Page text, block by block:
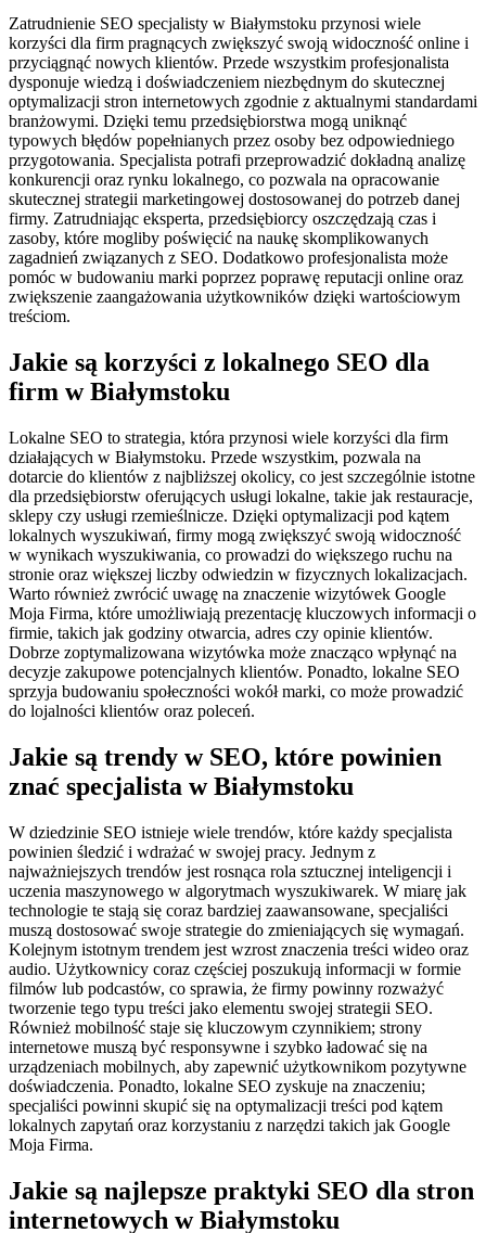
Zatrudnienie SEO specjalisty w Białymstoku przynosi wiele
korzyści dla firm pragnących zwiększyć swoją widoczność online i
przyciągnąć nowych klientów. Przede wszystkim profesjonalista
dysponuje wiedzą i doświadczeniem niezbędnym do skutecznej
optymalizacji stron internetowych zgodnie z aktualnymi standardami
branżowymi. Dzięki temu przedsiębiorstwa mogą uniknąć
typowych błędów popełnianych przez osoby bez odpowiedniego
przygotowania. Specjalista potrafi przeprowadzić dokładną analizę
konkurencji oraz rynku lokalnego, co pozwala na opracowanie
skutecznej strategii marketingowej dostosowanej do potrzeb danej
firmy. Zatrudniając eksperta, przedsiębiorcy oszczędzają czas i
zasoby, które mogliby poświęcić na naukę skomplikowanych
zagadnień związanych z SEO. Dodatkowo profesjonalista może
pomóc w budowaniu marki poprzez poprawę reputacji online oraz
zwiększenie zaangażowania użytkowników dzięki wartościowym
treściom.
Jakie są korzyści z lokalnego SEO dla
firm w Białymstoku
Lokalne SEO to strategia, która przynosi wiele korzyści dla firm
działających w Białymstoku. Przede wszystkim, pozwala na
dotarcie do klientów z najbliższej okolicy, co jest szczególnie istotne
dla przedsiębiorstw oferujących usługi lokalne, takie jak restauracje,
sklepy czy usługi rzemieślnicze. Dzięki optymalizacji pod kątem
lokalnych wyszukiwań, firmy mogą zwiększyć swoją widoczność
w wynikach wyszukiwania, co prowadzi do większego ruchu na
stronie oraz większej liczby odwiedzin w fizycznych lokalizacjach.
Warto również zwrócić uwagę na znaczenie wizytówek Google
Moja Firma, które umożliwiają prezentację kluczowych informacji o
firmie, takich jak godziny otwarcia, adres czy opinie klientów.
Dobrze zoptymalizowana wizytówka może znacząco wpłynąć na
decyzje zakupowe potencjalnych klientów. Ponadto, lokalne SEO
sprzyja budowaniu społeczności wokół marki, co może prowadzić
do lojalności klientów oraz poleceń.
Jakie są trendy w SEO, które powinien
znać specjalista w Białymstoku
W dziedzinie SEO istnieje wiele trendów, które każdy specjalista
powinien śledzić i wdrażać w swojej pracy. Jednym z
najważniejszych trendów jest rosnąca rola sztucznej inteligencji i
uczenia maszynowego w algorytmach wyszukiwarek. W miarę jak
technologie te stają się coraz bardziej zaawansowane, specjaliści
muszą dostosować swoje strategie do zmieniających się wymagań.
Kolejnym istotnym trendem jest wzrost znaczenia treści wideo oraz
audio. Użytkownicy coraz częściej poszukują informacji w formie
filmów lub podcastów, co sprawia, że firmy powinny rozważyć
tworzenie tego typu treści jako elementu swojej strategii SEO.
Również mobilność staje się kluczowym czynnikiem; strony
internetowe muszą być responsywne i szybko ładować się na
urządzeniach mobilnych, aby zapewnić użytkownikom pozytywne
doświadczenia. Ponadto, lokalne SEO zyskuje na znaczeniu;
specjaliści powinni skupić się na optymalizacji treści pod kątem
lokalnych zapytań oraz korzystaniu z narzędzi takich jak Google
Moja Firma.
Jakie są najlepsze praktyki SEO dla stron
internetowych w Białymstoku